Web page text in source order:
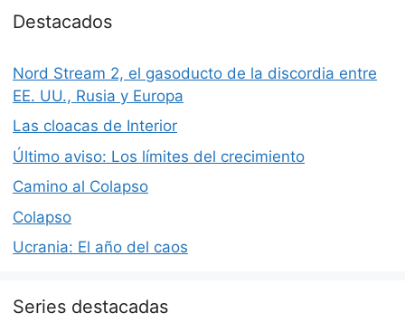
Destacados
Nord Stream 2, el gasoducto de la discordia entre
EE. UU., Rusia y Europa
Las cloacas de Interior
Último aviso: Los límites del crecimiento
Camino al Colapso
Colapso
Ucrania: El año del caos
Series destacadas